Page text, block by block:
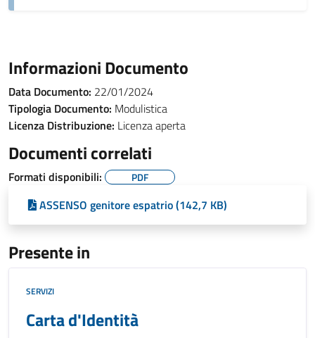
Informazioni Documento
Data Documento: 22/01/2024
Tipologia Documento: Modulistica
Licenza Distribuzione: Licenza aperta
Documenti correlati
Formati disponibili: PDF
ASSENSO genitore espatrio (142,7 KB)
Presente in
SERVIZI
Carta d'Identità